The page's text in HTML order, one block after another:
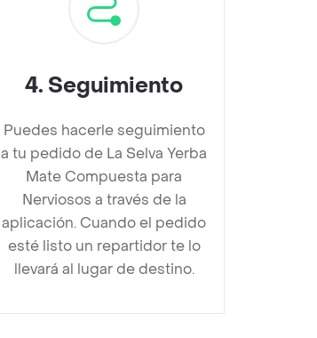
4. Seguimiento
Puedes hacerle seguimiento
a tu pedido de La Selva Yerba
Mate Compuesta para
Nerviosos a través de la
aplicación. Cuando el pedido
esté listo un repartidor te lo
llevará al lugar de destino.